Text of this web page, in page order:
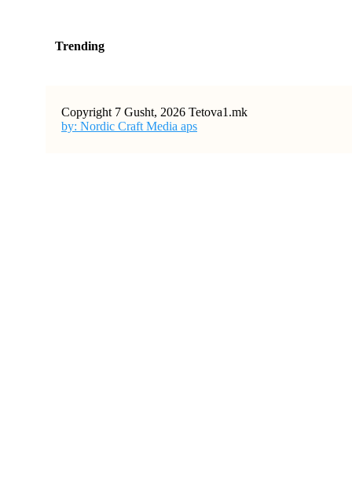
Trending
Copyright 7 Gusht, 2026 Tetova1.mk
by: Nordic Craft Media aps